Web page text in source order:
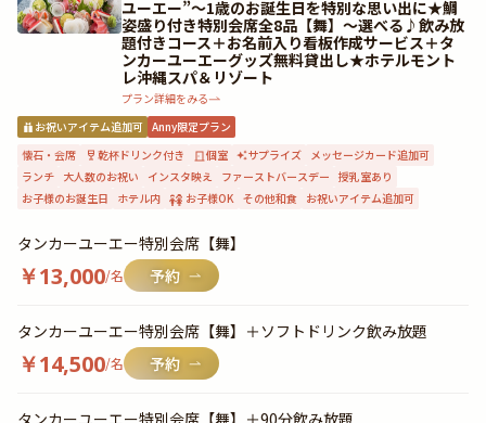
ユーエー”〜1歳のお誕生日を特別な思い出に★鯛
姿盛り付き特別会席全8品【舞】〜選べる♪飲み放
題付きコース＋お名前入り看板作成サービス＋タ
ンカーユーエーグッズ無料貸出し★ホテルモント
レ沖縄スパ＆リゾート
プラン詳細をみる
お祝いアイテム追加可 Anny限定プラン
懐石・会席
乾杯ドリンク付き 個室 サプライズ メッセージカード追加可
ランチ 大人数のお祝い インスタ映え ファーストバースデー 授乳室あり
お子様のお誕生日
ホテル内 お子様OK その他和食 お祝いアイテム追加可
タンカーユーエー特別会席【舞】
￥13,000/名
タンカーユーエー特別会席【舞】＋ソフトドリンク飲み放題
￥14,500/名
タンカーユーエー特別会席【舞】＋90分飲み放題